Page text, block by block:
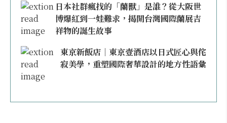
日本社群瘋找的「蘭獸」是誰？從大阪世
博爆紅到一娃難求，揭開台灣國際蘭展吉
祥物的誕生故事
東京新飯店｜東京壹酒店以日式匠心與侘
寂美學，重塑國際奢華設計的地方性語彙